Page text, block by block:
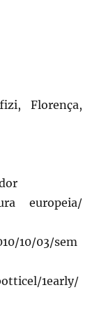
Florença,
europeia/
10/03/sem
1early/